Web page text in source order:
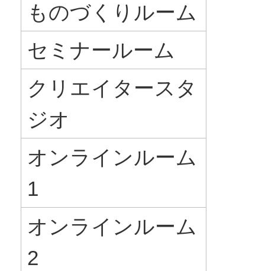
ものづくりルーム
セミナールーム
クリエイタースタ
ジオ
オンラインルーム
1
オンラインルーム
2